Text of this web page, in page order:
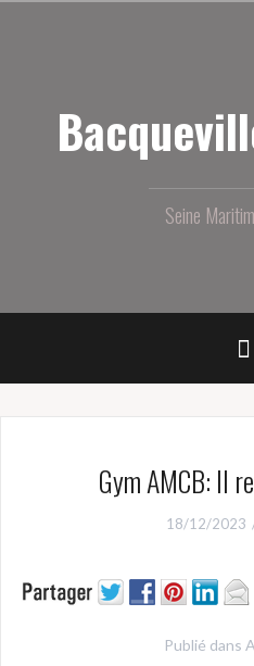
Seine
Gym AMCB: Il
18/12/2023
Publié dans